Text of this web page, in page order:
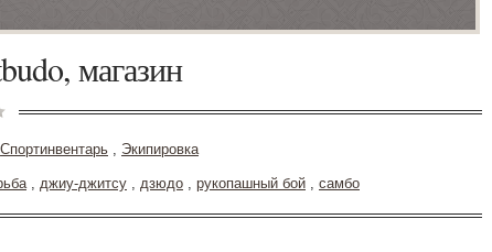
магазин
Спортинвентарь , Экипировка
, джиу-джитсу , дзюдо , рукопашный бой , самбо